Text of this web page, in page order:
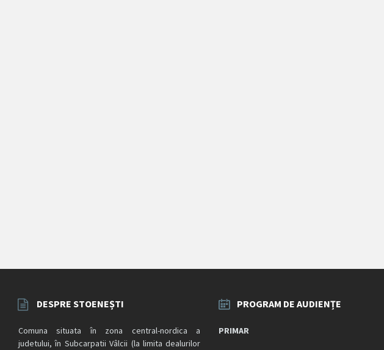
DESPRE STOENEȘTI
Comuna situata în zona central-nordica a
judetului, în Subcarpatii Vâlcii (la limita dealurilor
PROGRAM DE AUDIENȚE
PRIMAR